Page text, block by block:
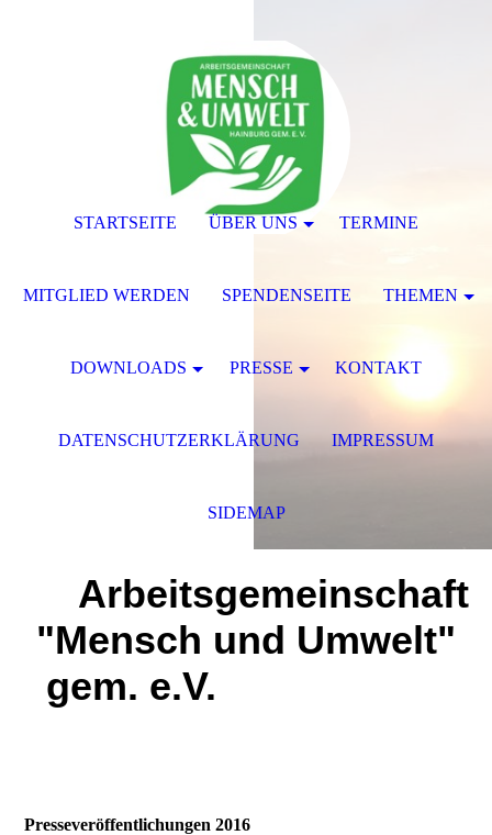
Arbeitsgemeinschaft
"Mensch und Umwelt"
gem. e.V.
Presseveröffentlichungen 2016
STARTSEITE ÜBER UNS TERMINE
MITGLIED WERDEN SPENDENSEITE THEMEN
DOWNLOADS PRESSE KONTAKT
DATENSCHUTZERKLÄRUNG IMPRESSUM
SIDEMAP